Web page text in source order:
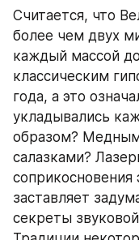
Считается, что
более чем двух
каждый массой
классическим
года, а это
укладывались
образом?
салазками?
соприкосновения
заставляет
секреты